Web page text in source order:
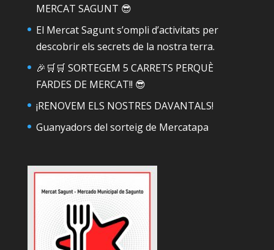
MERCAT SAGUNT 😎
El Mercat Sagunt s’ompli d’activitats per
descobrir els secrets de la nostra terra.
🎉🛒🛒 SORTEGEM 5 CARRETS PERQUÈ
FARDES DE MERCAT!! 😎
¡RENOVEM ELS NOSTRES DAVANTALS!
Guanyadors del sorteig de Mercatapa